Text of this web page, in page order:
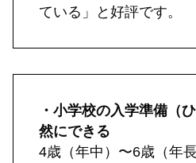
ている」と好評です。
・小学校の入学準備（
然にできる
4歳（年中）〜6歳（年